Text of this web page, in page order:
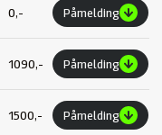
0,- Påmelding
1090,- Påmelding
1500,- Påmelding